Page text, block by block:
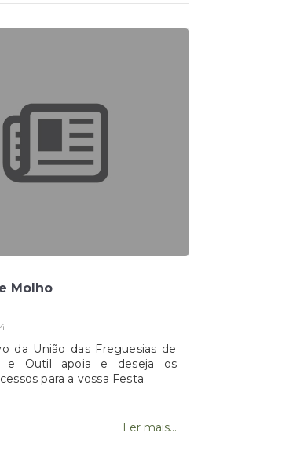
Molho
da União das Freguesias de
e Outil apoia e deseja os
para a vossa Festa.
Ler mais...